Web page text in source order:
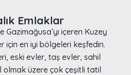
Emlaklar
içeren Kuzey
için en iyi bölgeleri keşfedin.
eski evler, taş evler, sahil
üzere çok çeşitli tatil